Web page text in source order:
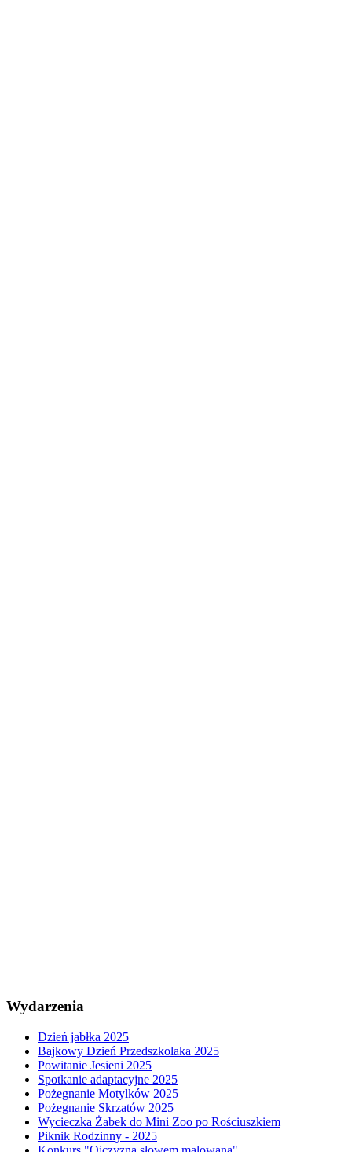
Wydarzenia
Dzień jabłka 2025
Bajkowy Dzień Przedszkolaka 2025
Powitanie Jesieni 2025
Spotkanie adaptacyjne 2025
Pożegnanie Motylków 2025
Pożegnanie Skrzatów 2025
Wycieczka Żabek do Mini Zoo po Rościuszkiem
Piknik Rodzinny - 2025